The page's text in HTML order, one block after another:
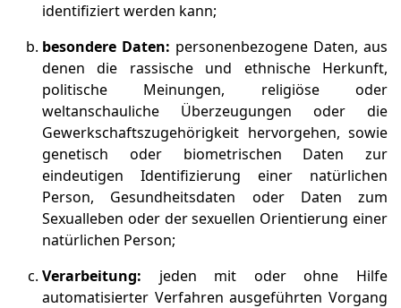
identifiziert werden kann;
besondere Daten: personenbezogene Daten, aus
denen die rassische und ethnische Herkunft,
politische Meinungen, religiöse oder
weltanschauliche Überzeugungen oder die
Gewerkschaftszugehörigkeit hervorgehen, sowie
genetisch oder biometrischen Daten zur
eindeutigen Identifizierung einer natürlichen
Person, Gesundheitsdaten oder Daten zum
Sexualleben oder der sexuellen Orientierung einer
natürlichen Person;
Verarbeitung: jeden mit oder ohne Hilfe
automatisierter Verfahren ausgeführten Vorgang